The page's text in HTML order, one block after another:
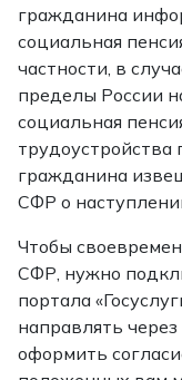
гражданина
социальная
частности, в
пределы России
социальная
трудоустройства
гражданина
СФР о
Чтобы
СФР, нужно
портала
направлять
оформить